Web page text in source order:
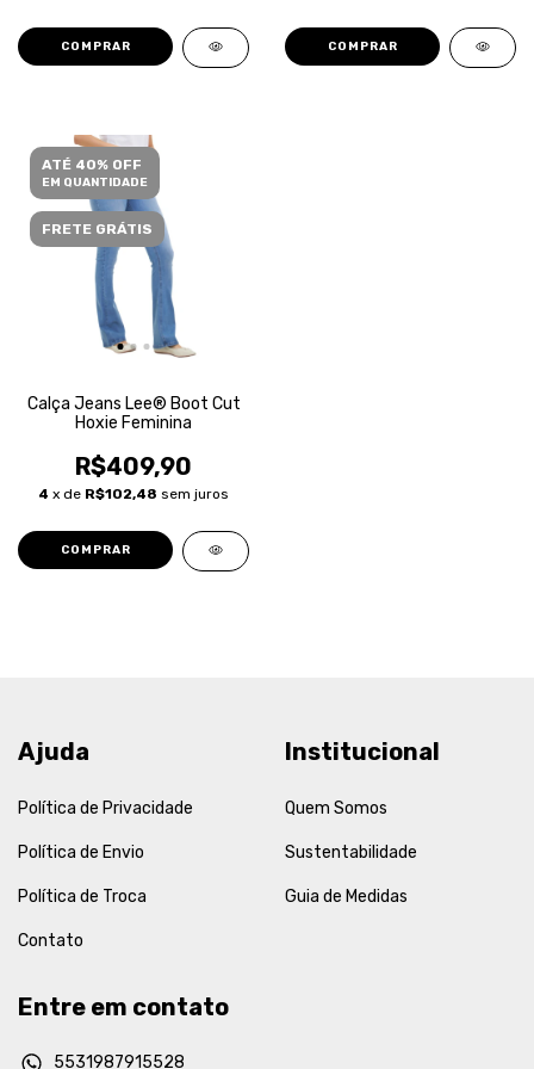
COMPRAR COMPRAR
ATÉ 40% OFF
EM QUANTIDADE
FRETE GRÁTIS
Calça Jeans Lee® Boot Cut
Hoxie Feminina
R$409,90
4 x de R$102,48 sem juros
COMPRAR
Ajuda
Política de Privacidade
Política de Envio
Política de Troca
Contato
Institucional
Quem Somos
Sustentabilidade
Guia de Medidas
Entre em contato
5531987915528